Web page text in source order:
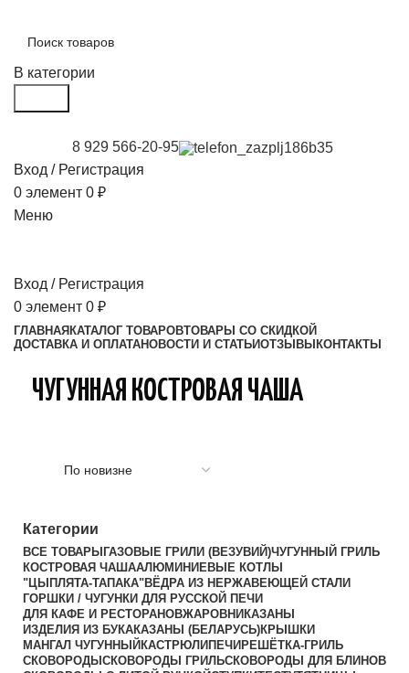
В категории
8 929 566-20-95
Вход / Регистрация
0 элемент 0 ₽
Меню
Вход / Регистрация
0 элемент 0 ₽
ГЛАВНАЯ КАТАЛОГ ТОВАРОВТОВАРЫ СО СКИДКОЙ
ДОСТАВКА И ОПЛАТАНОВОСТИ И СТАТЬИОТЗЫВЫ КОНТАКТЫ
ЧУГУННАЯ КОСТРОВАЯ ЧАША
Категории
ВСЕ ТОВАРЫ ГАЗОВЫЕ ГРИЛИ (ВЕЗУВИЙ)ЧУГУННЫЙ ГРИЛЬ
КОСТРОВАЯ ЧАШААЛЮМИНИЕВЫЕ КОТЛЫ
"ЦЫПЛЯТА-ТАПАКА"ВЁДРА ИЗ НЕРЖАВЕЮЩЕЙ СТАЛИ
ГОРШКИ / ЧУГУНКИ ДЛЯ РУССКОЙ ПЕЧИ
ДЛЯ КАФЕ И РЕСТОРАНОВЖАРОВНИ КАЗАНЫ
ИЗДЕЛИЯ ИЗ БУКАКАЗАНЫ (БЕЛАРУСЬ)КРЫШКИ
МАНГАЛ ЧУГУННЫЙ КАСТРЮЛИ ПЕЧИ РЕШЁТКА-ГРИЛЬ
СКОВОРОДЫ СКОВОРОДЫ ГРИЛЬСКОВОРОДЫ ДЛЯ БЛИНОВ